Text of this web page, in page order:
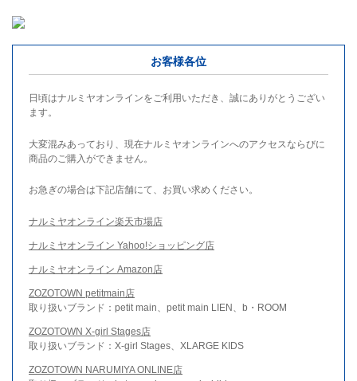
お客様各位
日頃はナルミヤオンラインをご利用いただき、誠にありがとうござい
ます。
大変混みあっており、現在ナルミヤオンラインへのアクセスならびに
商品のご購入ができません。
お急ぎの場合は下記店舗にて、お買い求めください。
ナルミヤオンライン楽天市場店
ナルミヤオンライン Yahoo!ショッピング店
ナルミヤオンライン Amazon店
ZOZOTOWN petitmain店
取り扱いブランド：petit main、petit main LIEN、b・ROOM
ZOZOTOWN X-girl Stages店
取り扱いブランド：X-girl Stages、XLARGE KIDS
ZOZOTOWN NARUMIYA ONLINE店